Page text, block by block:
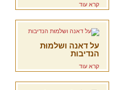
קרא עוד
על דאנה ושלמוּת
הנדיבות
קרא עוד